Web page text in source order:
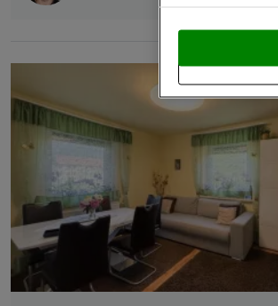
und Widerspruch
„Cookie
Wir und
Verwendung
Zugriff auf
und der Performance
Liste der Partner